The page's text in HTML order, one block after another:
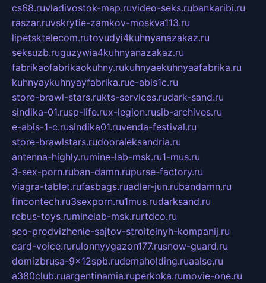
cs68.ruvladivostok-map.ruvideo-seks.rubankaribi.ru
raszar.ruvskrytie-zamkov-moskva113.ru
lipetsktelecom.rutovudyi4kuhnyanazakaz.ru
seksuzb.ruguzywia4kuhnyanazakaz.ru
fabrikaofabrikaokuhny.rukuhnyaekuhnyaafabrika.ru
kuhnyaykuhnyayfabrika.rue-abis1c.ru
store-brawl-stars.rukts-services.rudark-sand.ru
sindika-01.rusp-life.rux-legion.rusib-archives.ru
e-abis-1-c.rusindika01.ruvenda-festival.ru
store-brawlstars.rudooraleksandria.ru
antenna-highly.rumine-lab-msk.ru1-mus.ru
3-sex-porn.ruban-damn.rupurse-factory.ru
viagra-tablet.rufasbags.ruadler-jun.rubandamn.ru
fincontech.ru3sexporn.ru1mus.rudarksand.ru
rebus-toys.ruminelab-msk.rurtdco.ru
seo-prodvizhenie-sajtov-stroitelnyh-kompanij.ru
card-voice.rurulonnyygazon177.rusnow-guard.ru
domizbrusa-9x12spb.rudemaholding.ruaalse.ru
a380club.ruargentinamia.ruperkoka.rumovie-one.ru